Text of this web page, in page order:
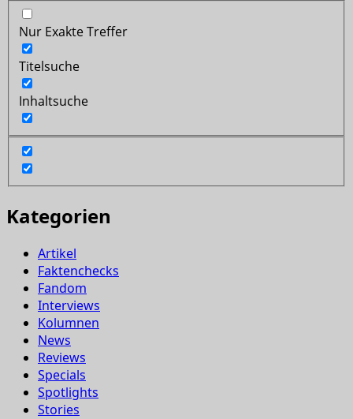
Nur Exakte Treffer
Titelsuche
Inhaltsuche
Kategorien
Artikel
Faktenchecks
Fandom
Interviews
Kolumnen
News
Reviews
Specials
Spotlights
Stories